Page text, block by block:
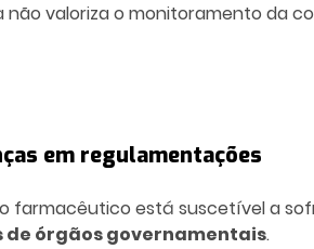
não valoriza o monitoramento da
em regulamentações
farmacêutico está suscetível a
órgãos governamentais.